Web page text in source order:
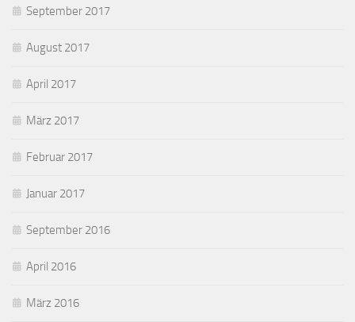
September 2017
August 2017
April 2017
März 2017
Februar 2017
Januar 2017
September 2016
April 2016
März 2016